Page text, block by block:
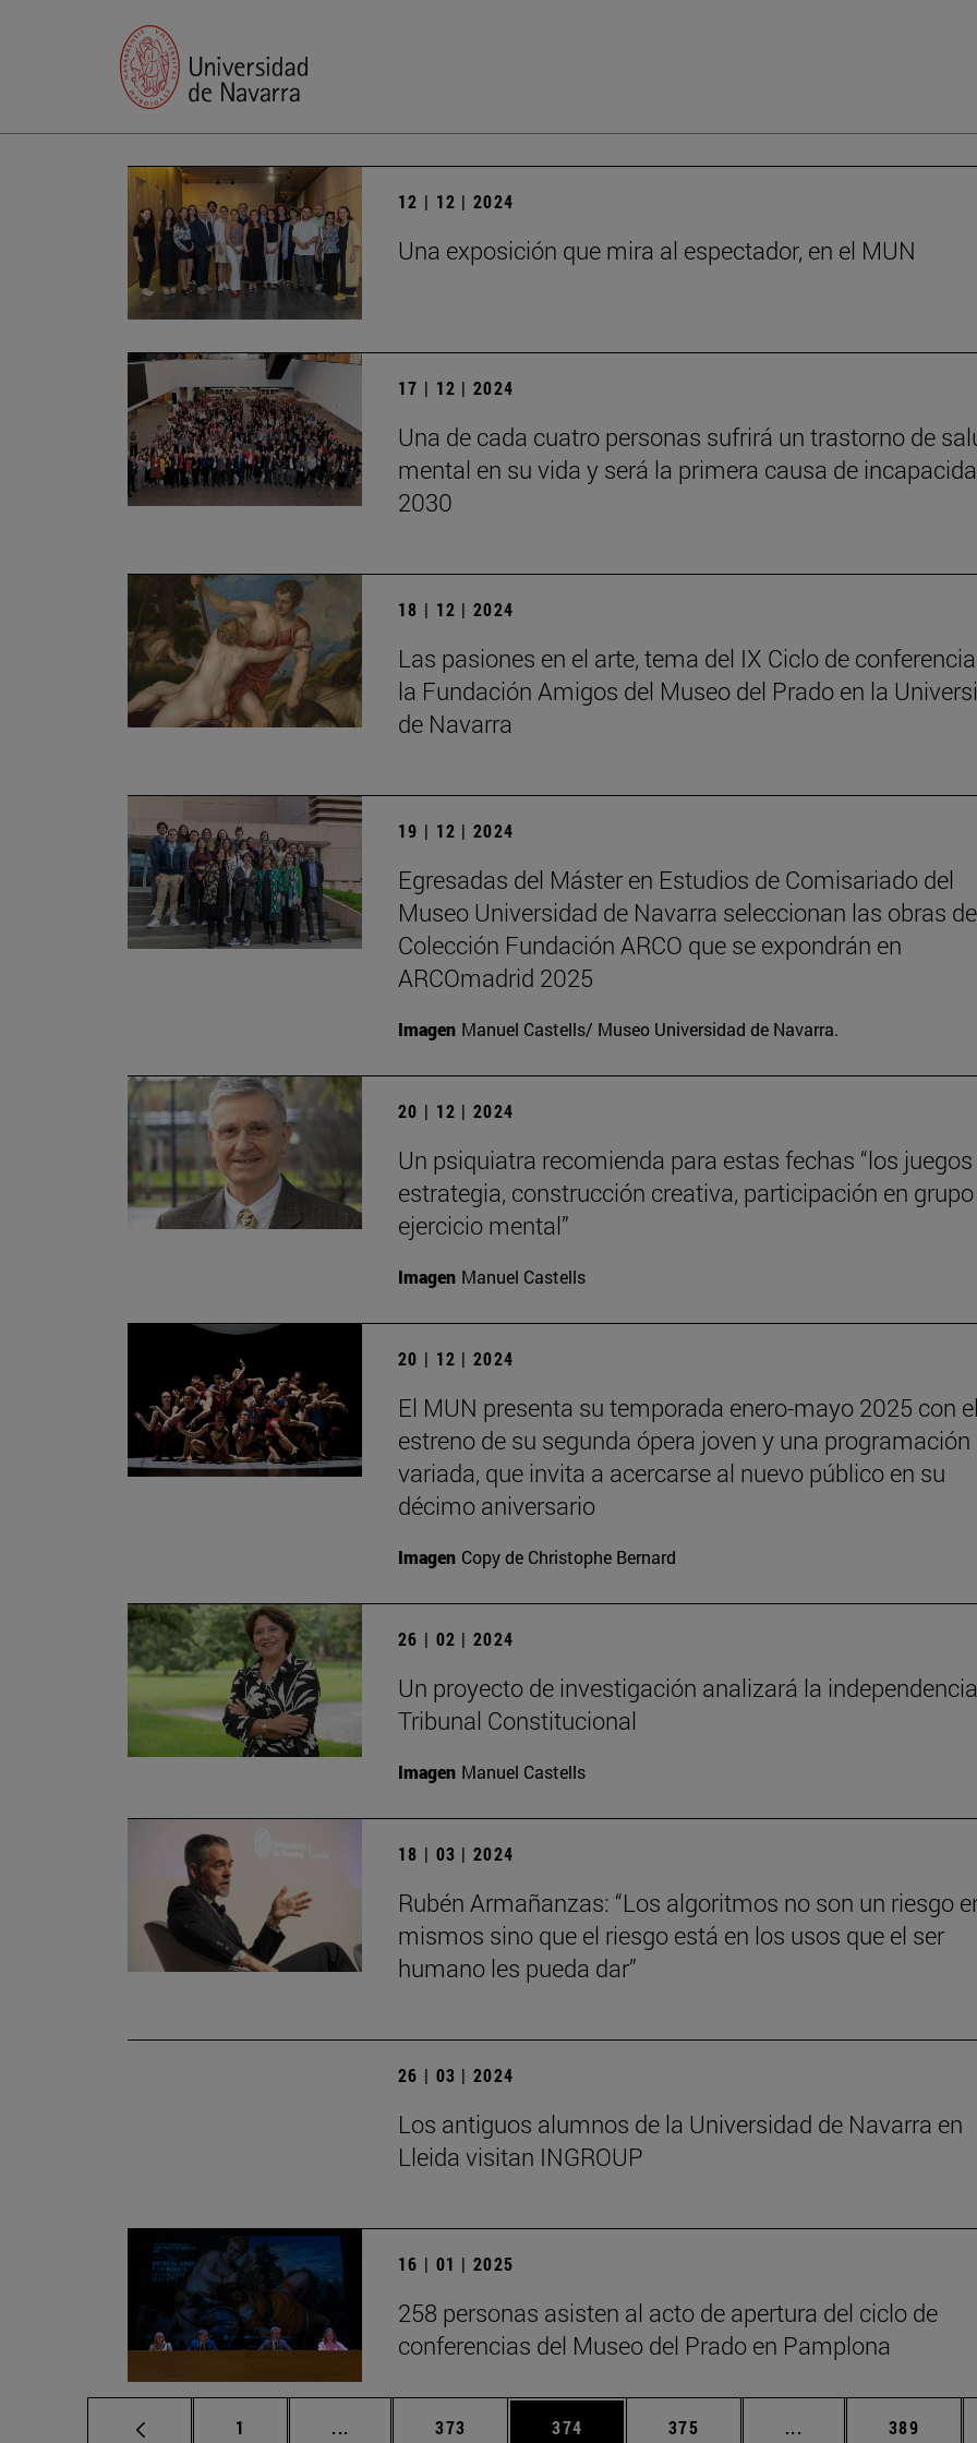
12 | 12 | 2024
Una exposición que mira al espectador, en el MUN
17 | 12 | 2024
Una de cada cuatro personas sufrirá un trastorno de
mental en su vida y será la primera causa de
2030
18 | 12 | 2024
Las pasiones en el arte, tema del IX Ciclo de
la Fundación Amigos del Museo del Prado en la
de Navarra
19 | 12 | 2024
Egresadas del Máster en Estudios de Comisariado del
Museo Universidad de Navarra seleccionan las obras
Colección Fundación ARCO que se expondrán en
ARCOmadrid 2025
Imagen Manuel Castells/ Museo Universidad de Navarra.
20 | 12 | 2024
Un psiquiatra recomienda para estas fechas “los
estrategia, construcción creativa, participación en
ejercicio mental”
Imagen Manuel Castells
20 | 12 | 2024
El MUN presenta su temporada enero-mayo 2025 con el
estreno de su segunda ópera joven y una programación
variada, que invita a acercarse al nuevo público en su
décimo aniversario
Imagen Copy de Christophe Bernard
26 | 02 | 2024
Un proyecto de investigación analizará la
Tribunal Constitucional
Imagen Manuel Castells
18 | 03 | 2024
Rubén Armañanzas: “Los algoritmos no son un riesgo
mismos sino que el riesgo está en los usos que el ser
humano les pueda dar”
26 | 03 | 2024
Los antiguos alumnos de la Universidad de Navarra en
Lleida visitan INGROUP
16 | 01 | 2025
258 personas asisten al acto de apertura del ciclo de
conferencias del Museo del Prado en Pamplona
Página
1 ... Páginas intermedias Use TAB para desplazarse.
Página
373 Página
374 Página
375 ... Páginas intermedias
Página
389